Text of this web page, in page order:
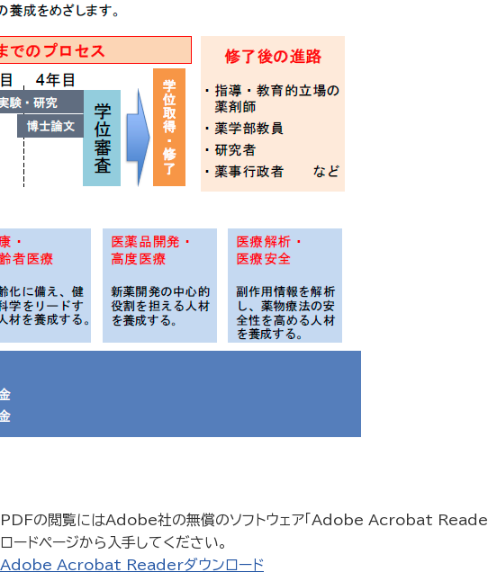
PDFの閲覧にはAdobe社の無償のソフトウェア「Adobe Acrobat
ロードページから入手してください。
Adobe Acrobat Readerダウンロード